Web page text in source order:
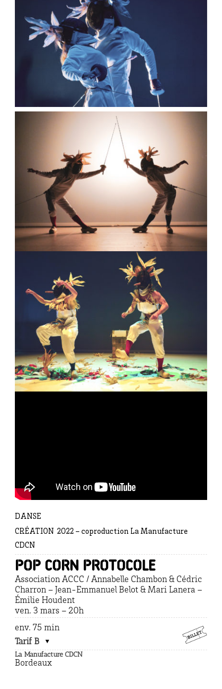
DANSE
CRÉATION 2022 – coproduction La Manufacture
CDCN
Pop corn Protocole
Association ACCC / Annabelle Chambon & Cédric
Charron – Jean-Emmanuel Belot & Mari Lanera –
Émilie Houdent
ven. 3 mars – 20h
env. 75 min
Tarif B
La Manufacture CDCN
Bordeaux